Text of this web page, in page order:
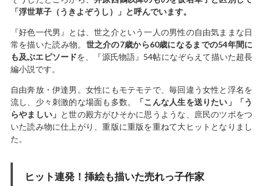
「浮世草子（うきよぞうし）」と呼んでいます。
『好色一代男』とは、世之介という一人の男性の自由気ままな日
常を描いた読み物。 世之介の7歳から60歳になるまでの54年間に
も及ぶエピソードを、『源氏物語』54帖になぞらえて描いた超長
編小説です。
自由奔放・伊達男。女性にもモテモテで、毎回違う女性と浮名を
流し、少々刺激的な場面も多数。
「こんな人生を送りたい」「う
らやましい」 と世の殿方がひそかに思うような、庶民のツボをつ
いた読み物に仕上がり、重版に重版を重ねて大ヒットとなりまし
た。
ヒット連発！挿絵も描いた売れっ子作家